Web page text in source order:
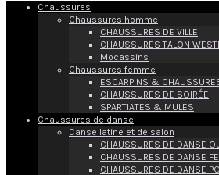
Chaussures
Chaussures homme
CHAUSSURES DE VILLE
CHAUSSURES TALON
Mocassins
Chaussures femme
ESCARPINS &
CHAUSSURES DE SOIRÉE
SPARTIATES & MULES
Chaussures de danse
Danse latine et de salon
CHAUSSURES DE DANSE
CHAUSSURES DE DANSE
CHAUSSURES DE DANSE